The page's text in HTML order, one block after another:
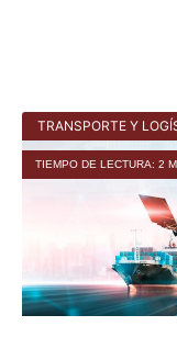
TRANSPORTE Y
TIEMPO DE LECTURA: 2